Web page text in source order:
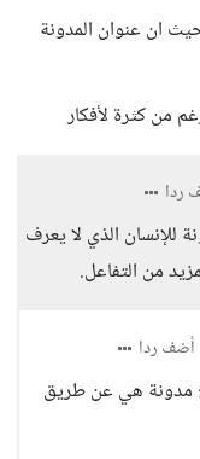
ان عنوان المدونة
من كثرة لأفكار
ردا
للإنسان الذي لا يعرف
من التفاعل.
أضف ردا
مدونة هي عن طريق